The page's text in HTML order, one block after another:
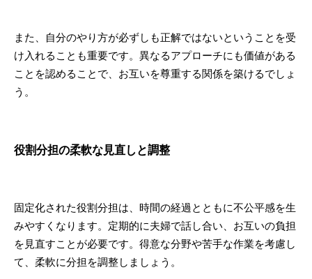
また、自分のやり方が必ずしも正解ではないということを受
け入れることも重要です。異なるアプローチにも価値がある
ことを認めることで、お互いを尊重する関係を築けるでしょ
う。
役割分担の柔軟な見直しと調整
固定化された役割分担は、時間の経過とともに不公平感を生
みやすくなります。定期的に夫婦で話し合い、お互いの負担
を見直すことが必要です。得意な分野や苦手な作業を考慮し
て、柔軟に分担を調整しましょう。